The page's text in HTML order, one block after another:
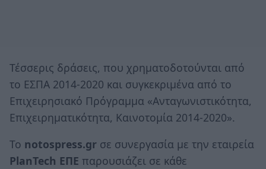
Τέσσερις δράσεις, που χρηματοδοτούνται από
το ΕΣΠΑ 2014-2020 και συγκεκριμένα από το
Επιχειρησιακό Πρόγραμμα «Ανταγωνιστικότητα,
Επιχειρηματικότητα, Καινοτομία 2014-2020».
Το notospress.gr σε συνεργασία με την εταιρεία
PlanTech ΕΠΕ παρουσιάζει σε κάθε